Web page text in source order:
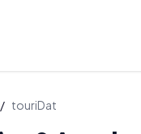
/ touriDat